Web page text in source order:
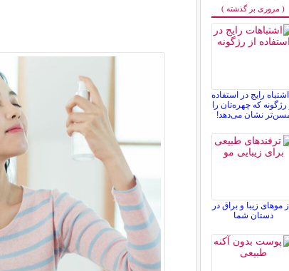
( مروری بر گذشته )
۵ اشتباه رایج در استفاده
رژگونه که چهره‌تان را
نشان می‌دهد!
موهای زیبا و براق در
دستان شما